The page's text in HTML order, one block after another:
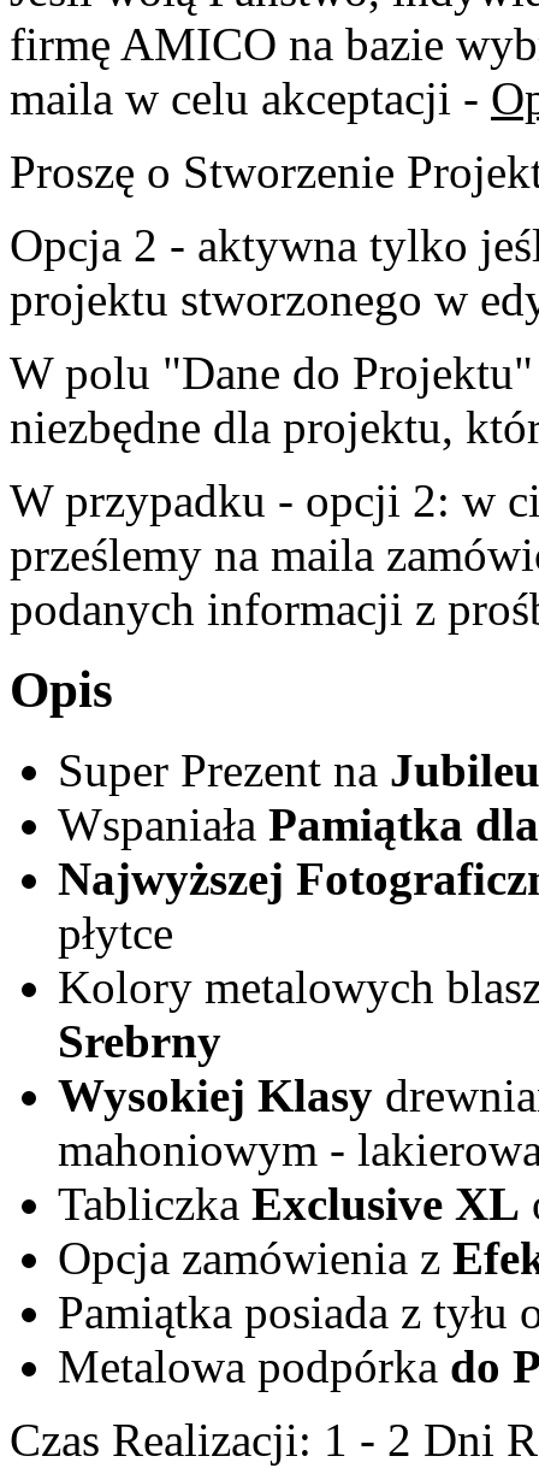
firmę AMICO na bazie
maila w celu akceptacji -
Proszę o Stworzenie
Opcja 2 - aktywna tylko
projektu stworzonego w
W polu "Dane do
niezbędne dla projektu,
W przypadku - opcji 2: w
prześlemy na maila
podanych informacji z
Opis
Super Prezent na
Wspaniała Pamiątka
Najwyższej
płytce
Kolory metalowych
Srebrny
Wysokiej Klasy
mahoniowym -
Tabliczka Exclusive XL
Opcja zamówienia z
Pamiątka posiada z tyłu
Metalowa podpórka do
Czas Realizacji: 1 - 2 Dni